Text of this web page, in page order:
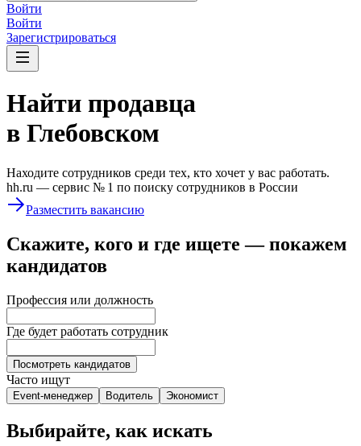
Войти
Войти
Зарегистрироваться
Найти продавца
в Глебовском
Находите сотрудников среди тех, кто хочет у вас работать.
hh.ru — сервис № 1 по поиску сотрудников в России
Разместить вакансию
Скажите, кого и где ищете — покажем
кандидатов
Профессия или должность
Где будет работать сотрудник
Посмотреть кандидатов
Часто ищут
Event-менеджер Водитель Экономист
Выбирайте, как искать